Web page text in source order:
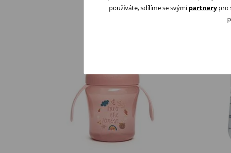
používáte, sdílíme se svými partnerypro